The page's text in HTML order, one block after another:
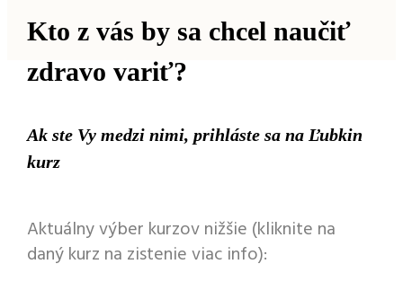
Kto z vás by sa chcel naučiť
zdravo variť?
Ak ste Vy medzi nimi, prihláste sa na Ľubkin
kurz
Aktuálny výber kurzov nižšie (kliknite na
daný kurz na zistenie viac info):